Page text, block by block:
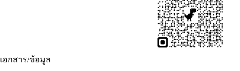
เอกสาร/ข้อมูล